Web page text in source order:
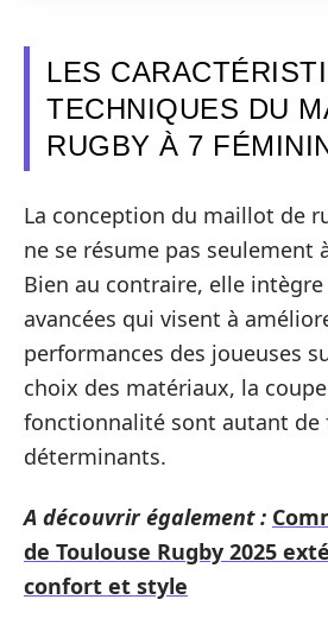
LES
TECHNIQUES DU
RUGBY À 7
La conception du maillot de
ne se résume pas seulement
Bien au contraire, elle
avancées qui visent à
performances des joueuses
choix des matériaux, la
fonctionnalité sont autant de
déterminants.
A découvrir également :
de Toulouse Rugby 2025
confort et style